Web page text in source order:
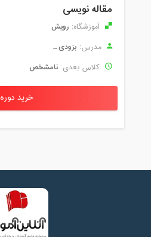
مقاله نویسی
آموزشگاه: رویش
مدرس: بزودی ...
کلاس بعدی: نامشخص
خرید دوره